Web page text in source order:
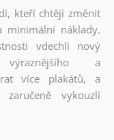
kteří chtějí změnit
minimální náklady.
vdechli nový
a
více plakátů, a
vykouzlí